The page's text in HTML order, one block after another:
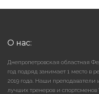
О нас:
Днепропетровская областная
год подряд занимает 1 место в
2019 года. Наши преподаватели
лучших тренеров и